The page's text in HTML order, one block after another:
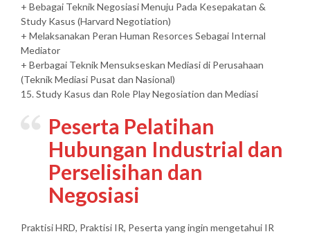
+ Bebagai Teknik Negosiasi Menuju Pada Kesepakatan &
Study Kasus (Harvard Negotiation)
+ Melaksanakan Peran Human Resorces Sebagai Internal
Mediator
+ Berbagai Teknik Mensukseskan Mediasi di Perusahaan
(Teknik Mediasi Pusat dan Nasional)
15. Study Kasus dan Role Play Negosiation dan Mediasi
Peserta Pelatihan
Hubungan Industrial dan
Perselisihan dan
Negosiasi
Praktisi HRD, Praktisi IR, Peserta yang ingin mengetahui IR